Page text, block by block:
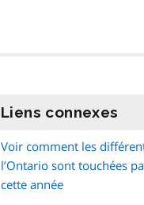
Liens connexes
Voir comment les
l’Ontario sont touchées
cette année